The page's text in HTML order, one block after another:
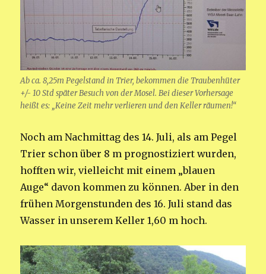
Ab ca. 8,25m Pegelstand in Trier, bekommen die Traubenhüter
+/- 10 Std später Besuch von der Mosel. Bei dieser Vorhersage
heißt es: „Keine Zeit mehr verlieren und den Keller räumen!“
Noch am Nachmittag des 14. Juli, als am Pegel
Trier schon über 8 m prognostiziert wurden,
hofften wir, vielleicht mit einem „blauen
Auge“ davon kommen zu können. Aber in den
frühen Morgenstunden des 16. Juli stand das
Wasser in unserem Keller 1,60 m hoch.